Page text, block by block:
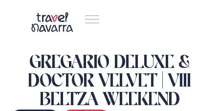
GREGARIO DELUXE &
DOCTOR VELVET | VIII
BELTZA WEEKEND